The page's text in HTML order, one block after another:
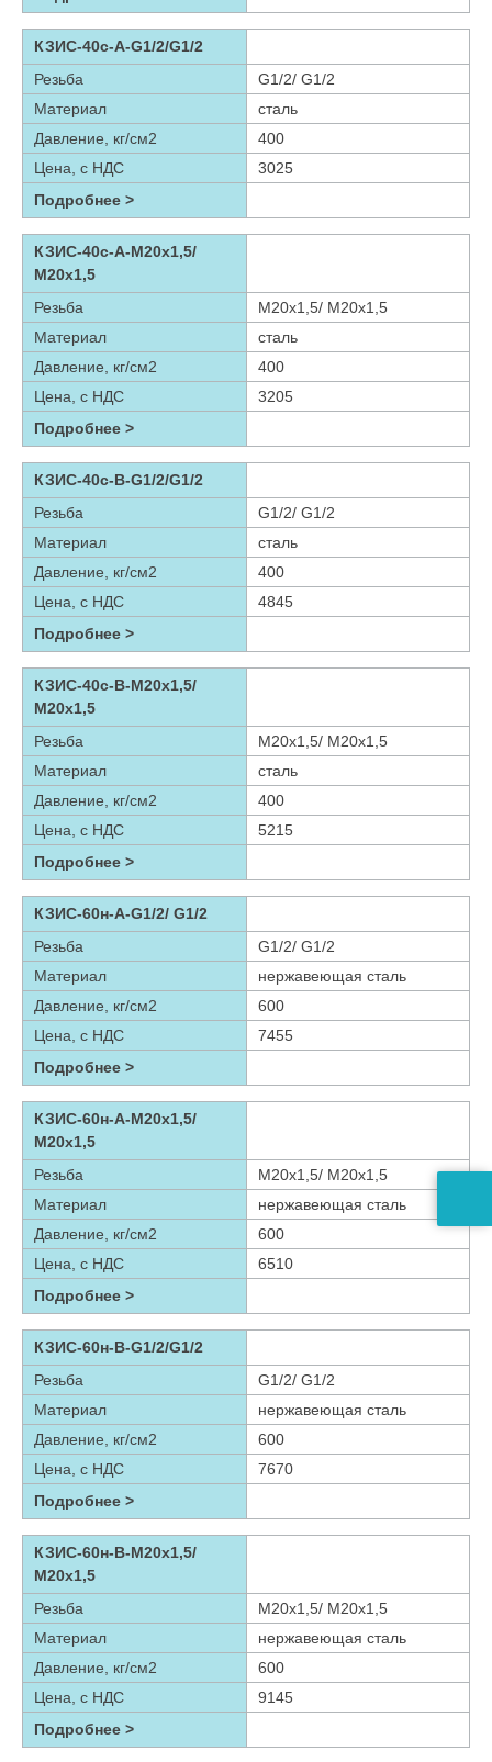
КЗИС-40с-А-G1/2/G1/2
Резьба
G1/2/ G1/2
Материал
сталь
Давление, кг/см2
400
Цена, с НДС
3025
Подробнее >
КЗИС-40с-А-М20х1,5/
М20х1,5
Резьба
М20х1,5/ М20х1,5
Материал
сталь
Давление, кг/см2
400
Цена, с НДС
3205
Подробнее >
КЗИС-40с-В-G1/2/G1/2
Резьба
G1/2/ G1/2
Материал
сталь
Давление, кг/см2
400
Цена, с НДС
4845
Подробнее >
КЗИС-40с-В-М20х1,5/
М20х1,5
Резьба
М20х1,5/ М20х1,5
Материал
сталь
Давление, кг/см2
400
Цена, с НДС
5215
Подробнее >
КЗИС-60н-А-G1/2/ G1/2
Резьба
G1/2/ G1/2
Материал
нержавеющая сталь
Давление, кг/см2
600
Цена, с НДС
7455
Подробнее >
КЗИС-60н-А-М20х1,5/
М20х1,5
Резьба
М20х1,5/ М20х1,5
Материал
нержавеющая сталь
Давление, кг/см2
600
Цена, с НДС
6510
Подробнее >
КЗИС-60н-В-G1/2/G1/2
Резьба
G1/2/ G1/2
Материал
нержавеющая сталь
Давление, кг/см2
600
Цена, с НДС
7670
Подробнее >
КЗИС-60н-В-М20х1,5/
М20х1,5
Резьба
М20х1,5/ М20х1,5
Материал
нержавеющая сталь
Давление, кг/см2
600
Цена, с НДС
9145
Подробнее >